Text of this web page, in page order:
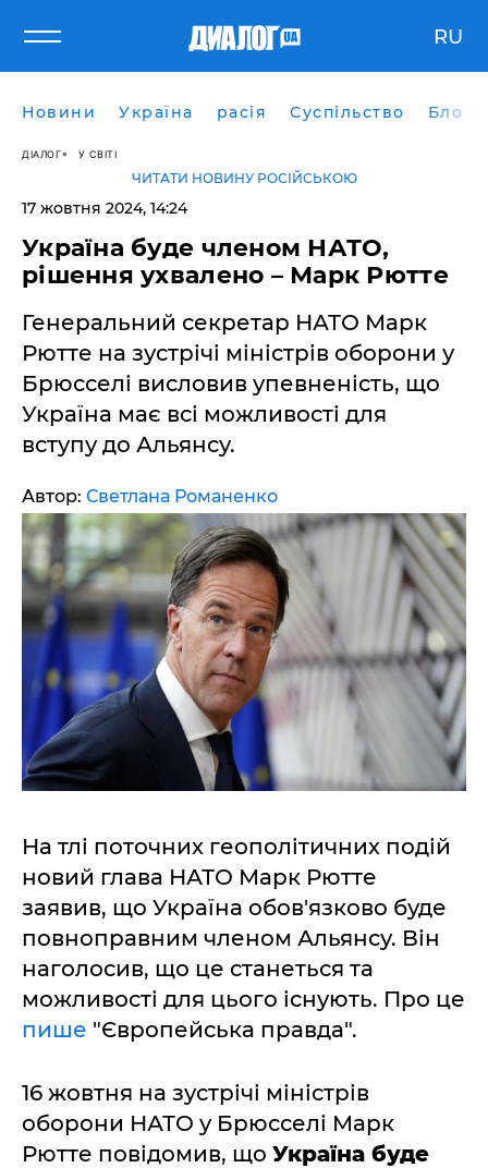
RU
Новини Україна расія Суспільство Блоги
ДІАЛОГ У СВІТІ
ЧИТАТИ НОВИНУ РОСІЙСЬКОЮ
17 жовтня 2024, 14:24
Україна буде членом НАТО,
рішення ухвалено – Марк Рютте
Генеральний секретар НАТО Марк
Рютте на зустрічі міністрів оборони у
Брюсселі висловив упевненість, що
Україна має всі можливості для
вступу до Альянсу.
Автор: Светлана Романенко
На тлі поточних геополітичних подій
новий глава НАТО Марк Рютте
заявив, що Україна обов'язково буде
повноправним членом Альянсу. Він
наголосив, що це станеться та
можливості для цього існують. Про це
пише "Європейська правда".
16 жовтня на зустрічі міністрів
оборони НАТО у Брюсселі Марк
Рютте повідомив, що Україна буде